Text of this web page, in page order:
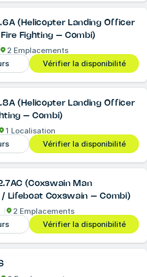
(Helicopter Landing Officer
Fighting – Combi)
2 Emplacements
Vérifier la disponibilité
(Helicopter Landing Officer
– Combi)
1 Localisation
Vérifier la disponibilité
(Coxswain Man
Lifeboat Coxswain – Combi)
2 Emplacements
Vérifier la disponibilité